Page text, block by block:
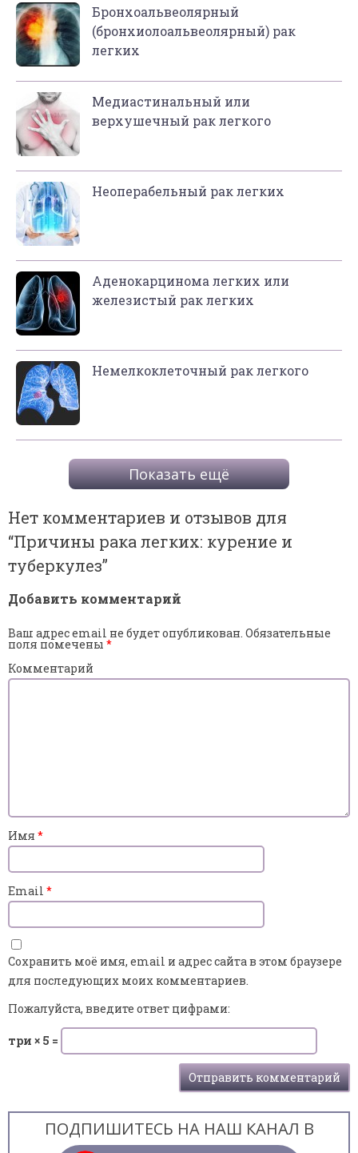
Бронхоальвеолярный
(бронхиолоальвеолярный) рак
легких
Медиастинальный или
верхушечный рак легкого
Неоперабельный рак легких
Аденокарцинома легких или
железистый рак легких
Немелкоклеточный рак легкого
Показать ещё
Нет комментариев и отзывов для
“Причины рака легких: курение и
туберкулез”
Добавить комментарий
Ваш адрес email не будет опубликован. Обязательные
поля помечены *
Комментарий
Имя *
Email *
Сохранить моё имя, email и адрес сайта в этом браузере
для последующих моих комментариев.
Пожалуйста, введите ответ цифрами:
три × 5 =
ПОДПИШИТЕСЬ НА НАШ КАНАЛ В